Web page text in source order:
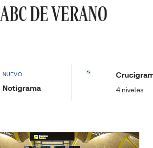
ABC DE VERANO
NUEVO
Notigrama 4 niveles